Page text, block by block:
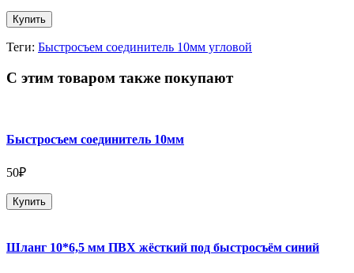
Купить
Теги: Быстросъем соединитель 10мм угловой
С этим товаром также покупают
Быстросъем соединитель 10мм
50₽
Купить
Шланг 10*6,5 мм ПВХ жёсткий под быстросъём синий